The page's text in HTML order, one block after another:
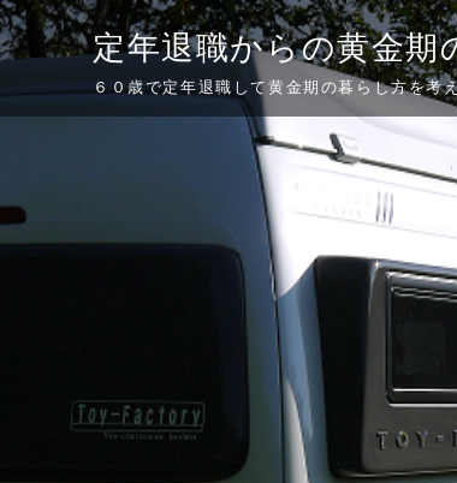
Skip
to
定年退職からの黄金期
６０歳で定年退職して黄金期の暮らし方を考